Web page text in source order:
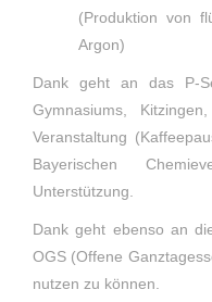
(Produktion von
Argon)
Dank geht an das P-
Gymnasiums,
Veranstaltung
Bayerischen
Unterstützung.
Dank geht ebenso an
OGS (Offene
nutzen zu können.